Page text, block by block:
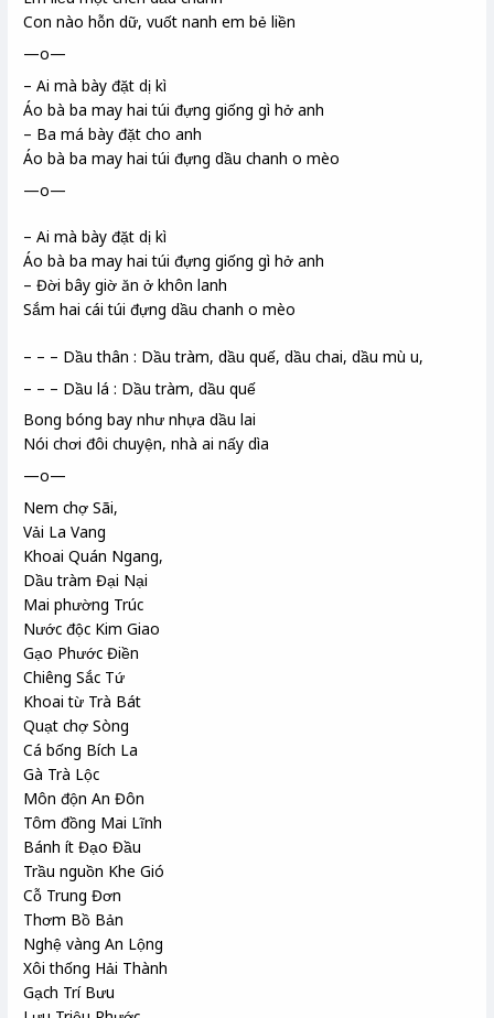
Con nào hỗn dữ, vuốt nanh em bẻ liền
—o—
– Ai mà bày đặt dị kì
Áo bà ba may hai túi đựng giống gì hở anh
– Ba má bày đặt cho anh
Áo bà ba may hai túi đựng dầu chanh o mèo
—o—
– Ai mà bày đặt dị kì
Áo bà ba may hai túi đựng giống gì hở anh
– Đời bây giờ ăn ở khôn lanh
Sắm hai cái túi đựng dầu chanh o mèo
– – – Dầu thân : Dầu tràm, dầu quế, dầu chai, dầu mù u,
– – – Dầu lá : Dầu tràm, dầu quế
Bong bóng bay như nhựa dầu lai
Nói chơi đôi chuyện, nhà ai nấy dìa
—o—
Nem chợ Sãi,
Vải La Vang
Khoai Quán Ngang,
Dầu tràm Đại Nại
Mai phường Trúc
Nước độc Kim Giao
Gạo Phước Điền
Chiêng Sắc Tứ
Khoai từ Trà Bát
Quạt chợ Sòng
Cá bống Bích La
Gà Trà Lộc
Môn độn An Đôn
Tôm đồng Mai Lĩnh
Bánh ít Đạo Đầu
Trầu nguồn Khe Gió
Cỗ Trung Đơn
Thơm Bồ Bản
Nghệ vàng An Lộng
Xôi thống Hải Thành
Gạch Trí Bưu